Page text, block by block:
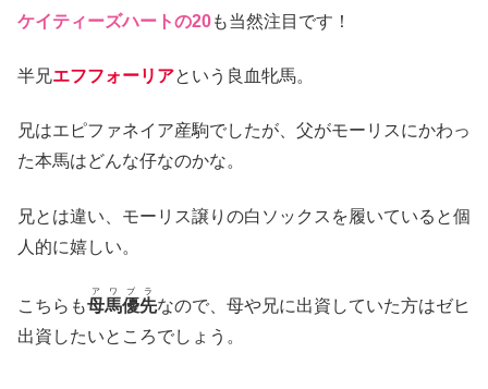
ケイティーズハートの20も当然注目です！
半兄エフフォーリアという良血牝馬。
兄はエピファネイア産駒でしたが、父がモーリスにかわっ
た本馬はどんな仔なのかな。
兄とは違い、モーリス譲りの白ソックスを履いていると個
人的に嬉しい。
こちらも母馬優先
アワブラ
なので、母や兄に出資していた方はゼヒ
出資したいところでしょう。